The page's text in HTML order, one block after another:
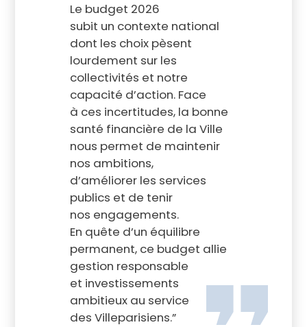
Le budget 2026
subit un contexte national
dont les choix pèsent
lourdement sur les
collectivités et notre
capacité d’action. Face
à ces incertitudes, la bonne
santé financière de la Ville
nous permet de maintenir
nos ambitions,
d’améliorer les services
publics et de tenir
nos engagements.
En quête d’un équilibre
permanent, ce budget allie
gestion responsable
et investissements
ambitieux au service
des Villeparisiens.”